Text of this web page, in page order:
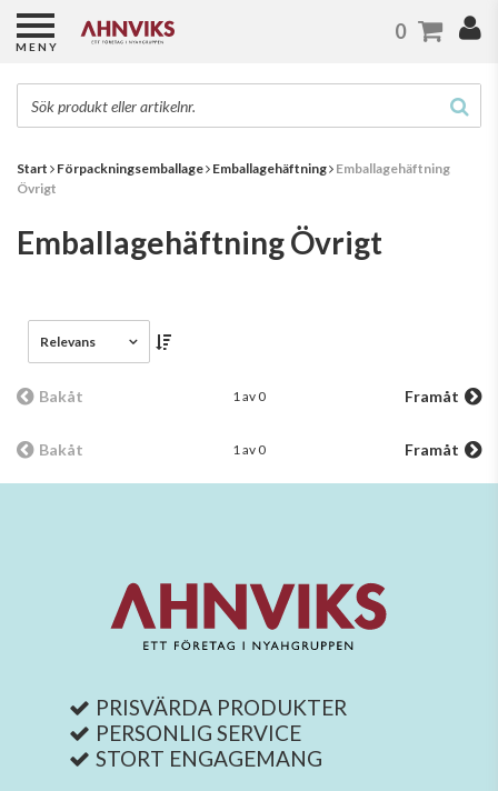
Start Förpackningsemballage Emballagehäftning Emballagehäftning
Övrigt
Emballagehäftning Övrigt
Relevans
Bakåt 1 av 0 Framåt
Bakåt 1 av 0 Framåt
PRISVÄRDA PRODUKTER
PERSONLIG SERVICE
STORT ENGAGEMANG
MENY
0